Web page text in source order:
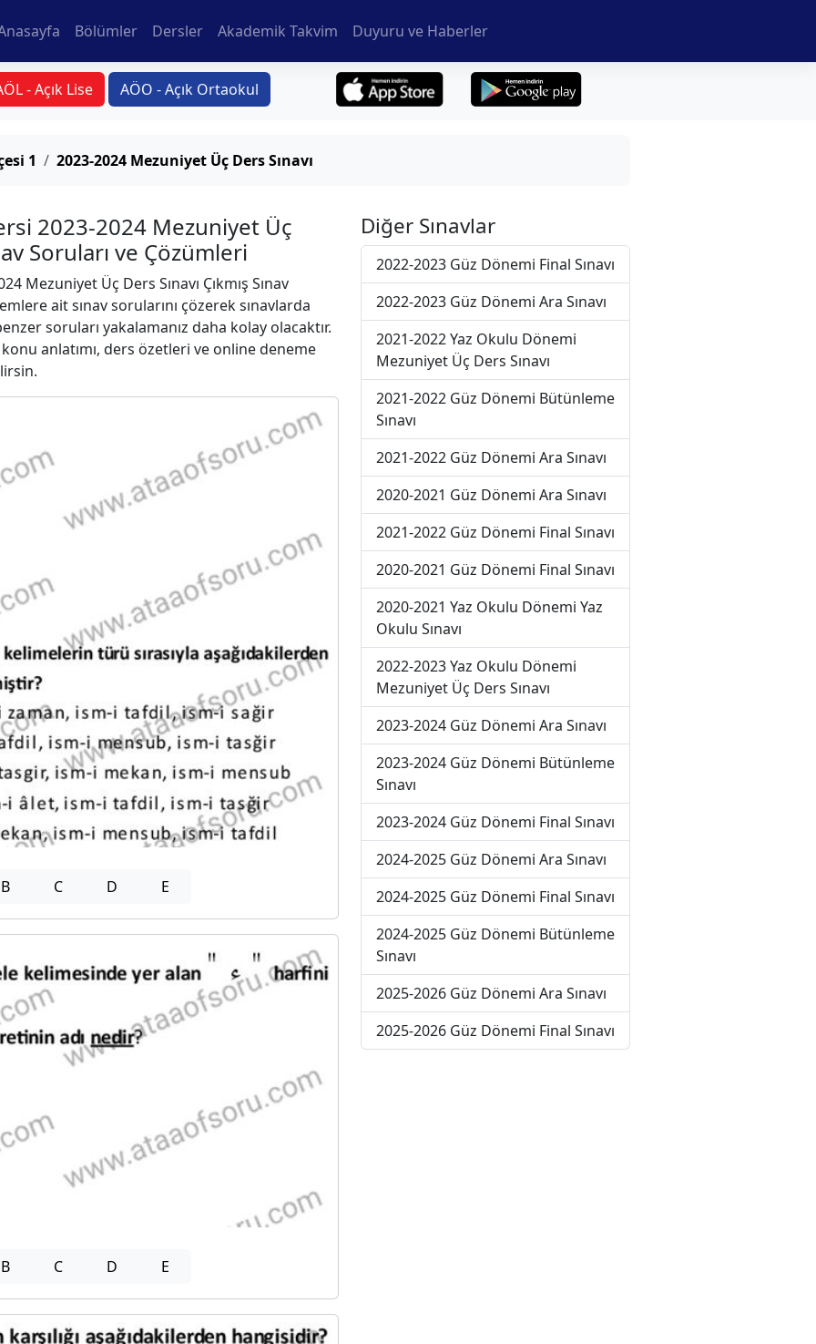
Bölümler Dersler Akademik Takvim Duyuru ve Haberler
- Açık Lise AÖO - Açık Ortaokul
1 2023-2024 Mezuniyet Üç Ders Sınavı
2023-2024 Mezuniyet Üç
Soruları ve Çözümleri
Mezuniyet Üç Ders Sınavı Çıkmış Sınav
ait sınav sorularını çözerek sınavlarda
soruları yakalamanız daha kolay olacaktır.
konu anlatımı, ders özetleri ve online deneme
B C D E
B C D E
Diğer Sınavlar
2022-2023 Güz Dönemi Final Sınavı
2022-2023 Güz Dönemi Ara Sınavı
2021-2022 Yaz Okulu Dönemi
Mezuniyet Üç Ders Sınavı
2021-2022 Güz Dönemi Bütünleme
Sınavı
2021-2022 Güz Dönemi Ara Sınavı
2020-2021 Güz Dönemi Ara Sınavı
2021-2022 Güz Dönemi Final Sınavı
2020-2021 Güz Dönemi Final Sınavı
2020-2021 Yaz Okulu Dönemi Yaz
Okulu Sınavı
2022-2023 Yaz Okulu Dönemi
Mezuniyet Üç Ders Sınavı
2023-2024 Güz Dönemi Ara Sınavı
2023-2024 Güz Dönemi Bütünleme
Sınavı
2023-2024 Güz Dönemi Final Sınavı
2024-2025 Güz Dönemi Ara Sınavı
2024-2025 Güz Dönemi Final Sınavı
2024-2025 Güz Dönemi Bütünleme
Sınavı
2025-2026 Güz Dönemi Ara Sınavı
2025-2026 Güz Dönemi Final Sınavı